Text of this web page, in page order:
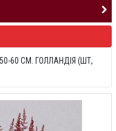
60 СМ. ГОЛЛАНДІЯ (ШТ,